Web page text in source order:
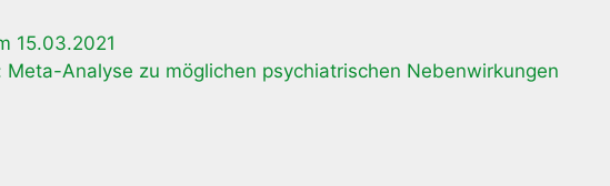
15.03.2021
Analyse zu möglichen psychiatrischen Nebenwirkungen